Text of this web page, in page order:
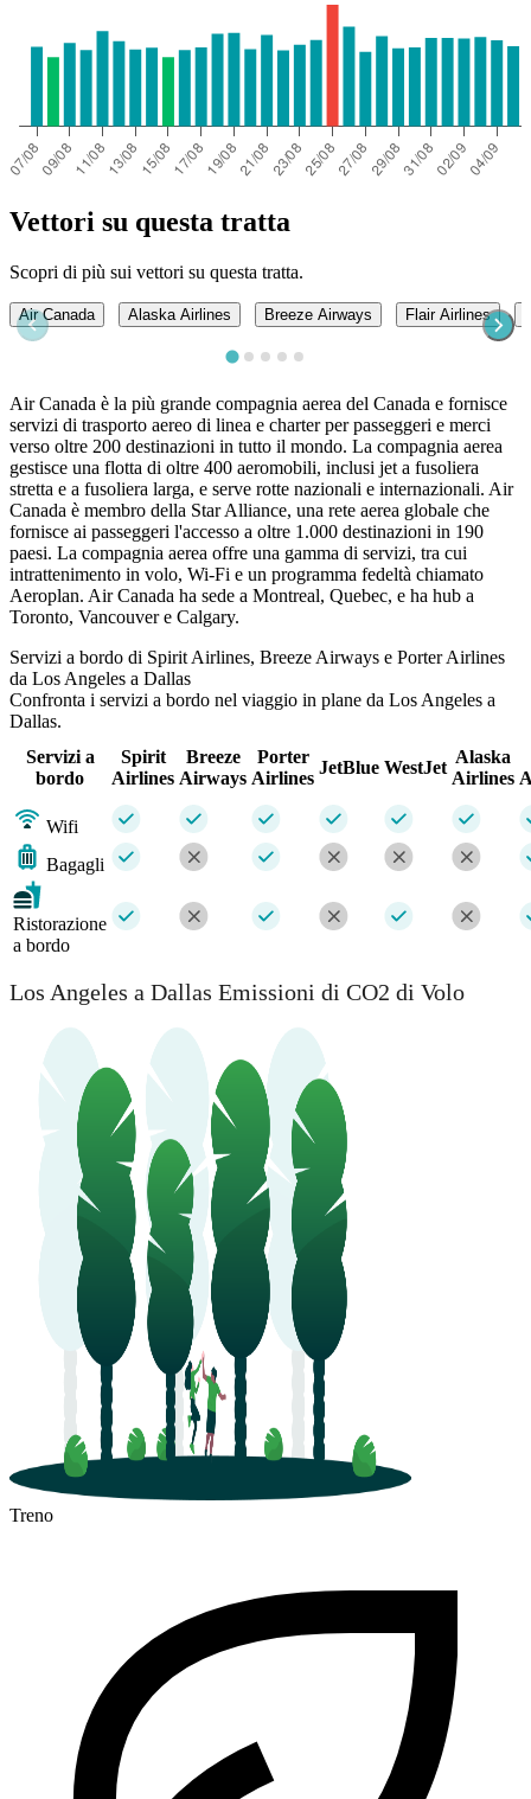
Vettori su questa tratta
Scopri di più sui vettori su questa tratta.
Air Canada Alaska Airlines Breeze Airways Flair Airlines
Air Canada è la più grande compagnia aerea del Canada e fornisce
servizi di trasporto aereo di linea e charter per passeggeri e merci
verso oltre 200 destinazioni in tutto il mondo. La compagnia aerea
gestisce una flotta di oltre 400 aeromobili, inclusi jet a fusoliera
stretta e a fusoliera larga, e serve rotte nazionali e internazionali. Air
Canada è membro della Star Alliance, una rete aerea globale che
fornisce ai passeggeri l'accesso a oltre 1.000 destinazioni in 190
paesi. La compagnia aerea offre una gamma di servizi, tra cui
intrattenimento in volo, Wi-Fi e un programma fedeltà chiamato
Aeroplan. Air Canada ha sede a Montreal, Quebec, e ha hub a
Toronto, Vancouver e Calgary.
Servizi a bordo di Spirit Airlines, Breeze Airways e Porter Airlines
da Los Angeles a Dallas
Confronta i servizi a bordo nel viaggio in plane da Los Angeles a
Dallas.
Servizi a
bordo
Spirit
Airlines
Breeze
Airways
Porter
Airlines
JetBlue WestJet
Alaska
Airlines
Wifi
Bagagli
Ristorazione
a bordo
Los Angeles a Dallas Emissioni di CO2 di Volo
Treno